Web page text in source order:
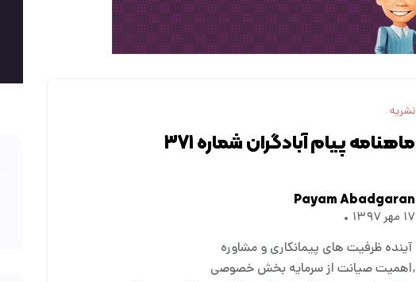
نشریه
ماهنامه پیام آبادگران شماره ۳۷۱
Payam Abadgaran
۱۷ مهر ۱۳۹۷
آینده ظرفیت های پیمانکاری و مشاوره
اهمیت صیانت از سرمایه بخش خصوصی